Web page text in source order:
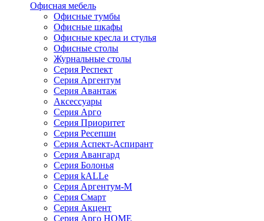
Офисная мебель
Офисные тумбы
Офисные шкафы
Офисные кресла и стулья
Офисные столы
Журнальные столы
Серия Респект
Серия Аргентум
Серия Авантаж
Аксессуары
Серия Арго
Серия Приоритет
Серия Ресепшн
Серия Аспект-Аспирант
Серия Авангард
Серия Болонья
Серия kALLe
Серия Аргентум-М
Серия Смарт
Серия Акцент
Серия Арго HOME